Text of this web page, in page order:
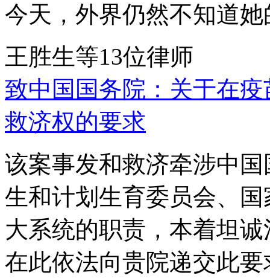
今天，外界仍然不知道
王胜生等13位律师
致中国国务院：关于在
救济权的要求
该案事发和救济牵涉中
生和计划生育委员会、
大系统的职责，本着坦
在此依法向贵院递交此要